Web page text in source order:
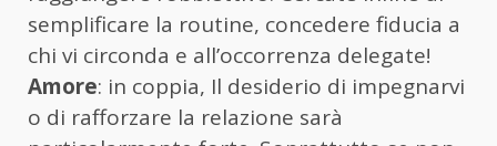
semplificare la routine, concedere fiducia a
chi vi circonda e all’occorrenza delegate!
Amore: in coppia, Il desiderio di impegnarvi
o di rafforzare la relazione sarà